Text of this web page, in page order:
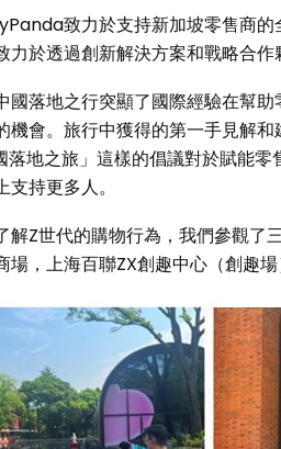
致力於支持新加坡零售商
力於透過創新解決方案和戰略合
國落地之行突顯了國際經驗在幫
機會。旅行中獲得的第一手見解
落地之旅」這樣的倡議對於賦能
支持更多人。
解Z世代的購物行為，我們參觀了
場，上海百聯ZX創趣中心（創趣場